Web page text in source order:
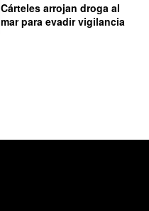
Cárteles arrojan droga al
mar para evadir vigilancia